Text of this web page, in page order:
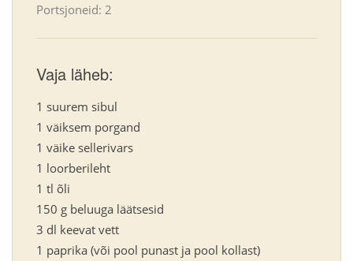
Portsjoneid: 2
Vaja läheb:
1 suurem sibul
1 väiksem porgand
1 väike sellerivars
1 loorberileht
1 tl õli
150 g beluuga läätsesid
3 dl keevat vett
1 paprika (või pool punast ja pool kollast)